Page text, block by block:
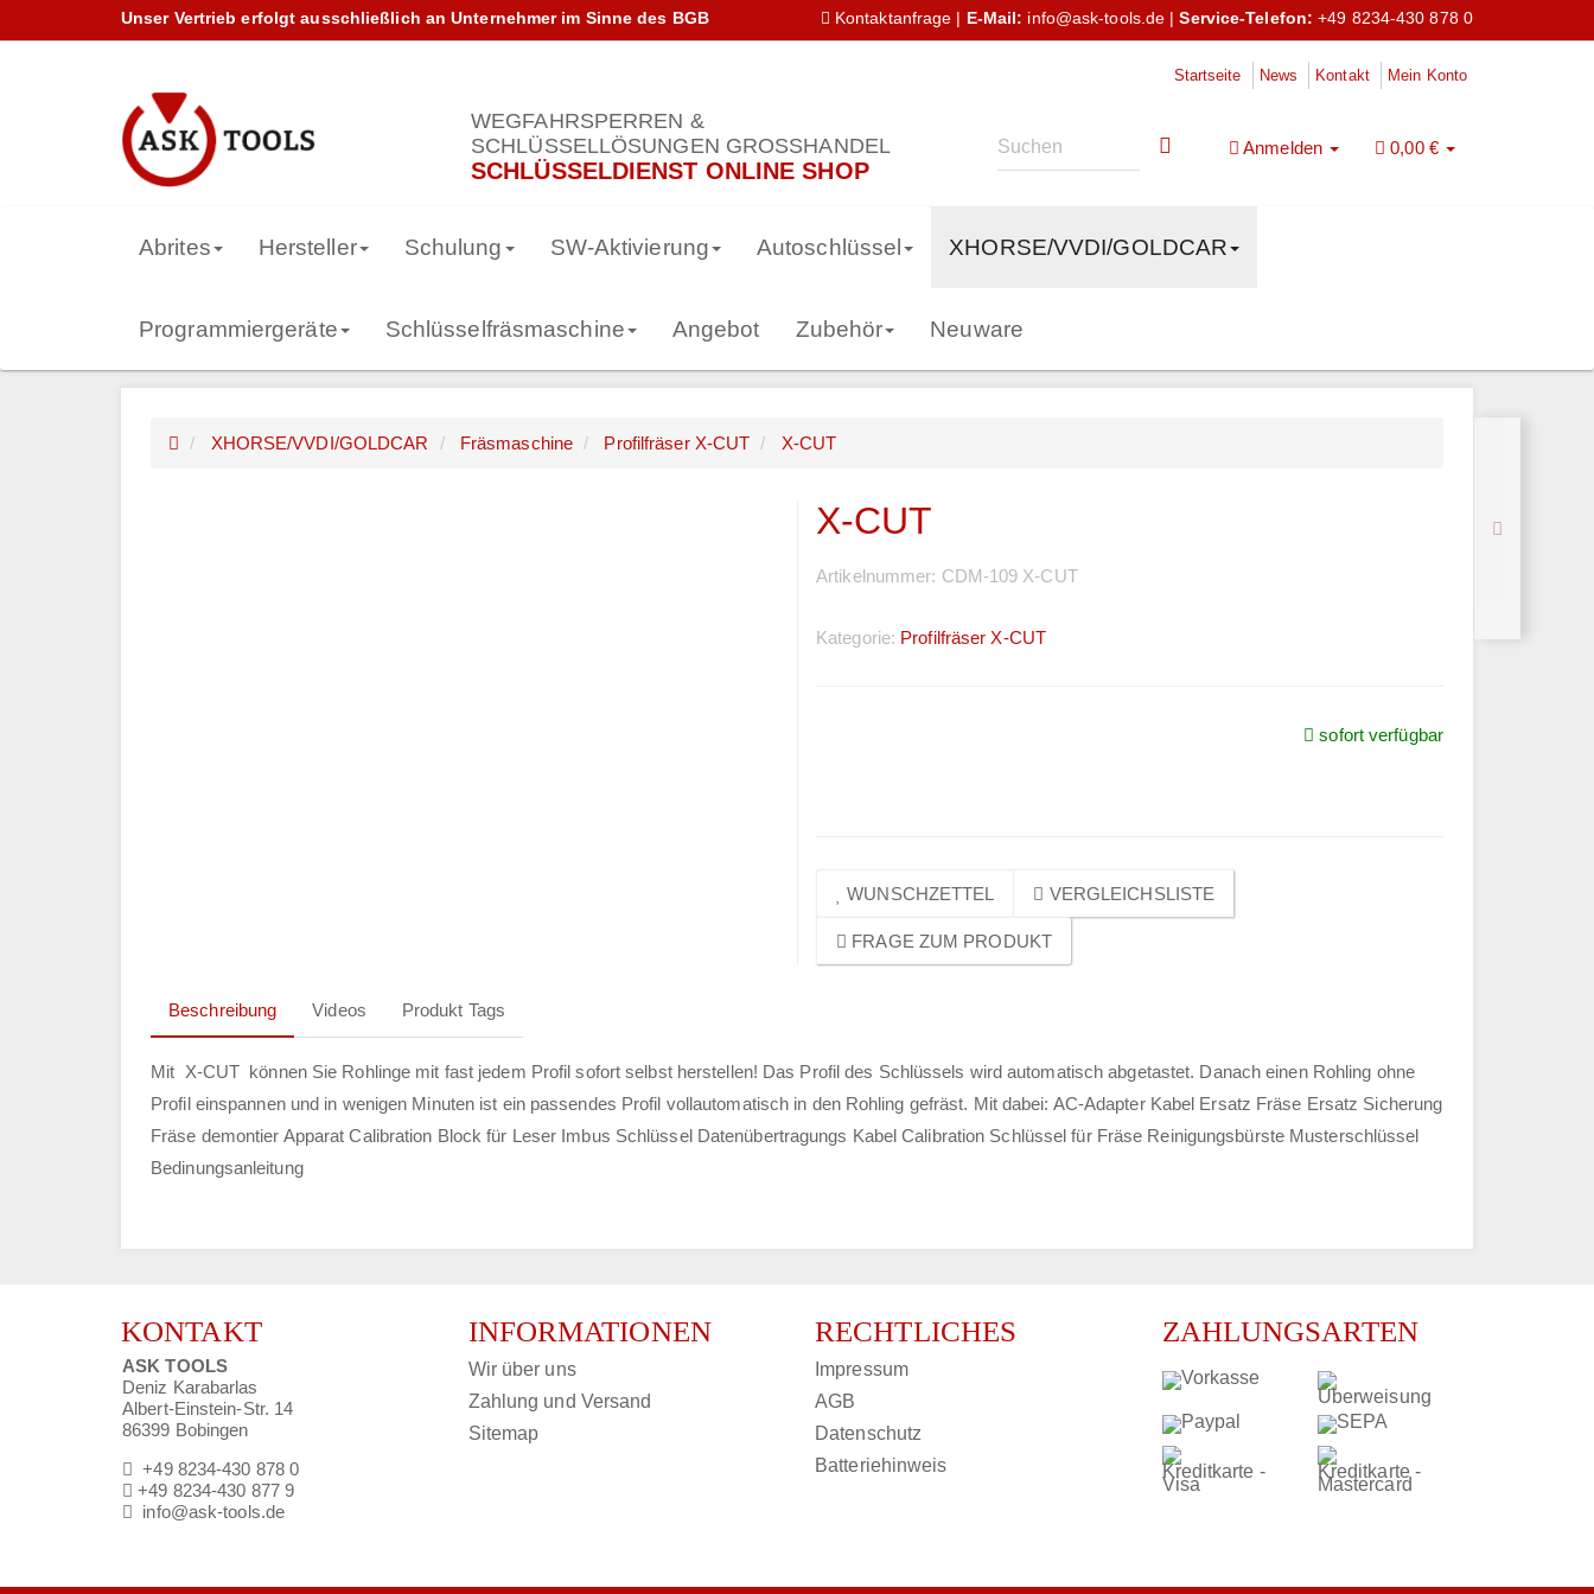
Unser Vertrieb erfolgt ausschließlich an Unternehmer im Sinne des BGB Kontaktanfrage E-Mail: info@ask-tools.de |Service-Telefon: +49 8234-430 878 0
Startseite News Kontakt Mein Konto
WEGFAHRSPERREN &
SCHLÜSSELLÖSUNGEN GROSSHANDEL
SCHLÜSSELDIENST ONLINE SHOP
Anmelden 0,00 €
Abrites Hersteller Schulung SW-Aktivierung Autoschlüssel XHORSE/VVDI/GOLDCAR
Programmiergeräte Schlüsselfräsmaschine Angebot Zubehör Neuware
XHORSE/VVDI/GOLDCAR Fräsmaschine Profilfräser X-CUT X-CUT
X-CUT
Artikelnummer: CDM-109 X-CUT
Kategorie: Profilfräser X-CUT
sofort verfügbar
WUNSCHZETTEL VERGLEICHSLISTE
FRAGE ZUM PRODUKT
Beschreibung Videos Produkt Tags
Mit X-CUT können Sie Rohlinge mit fast jedem Profil sofort selbst herstellen! Das Profil des Schlüssels wird automatisch abgetastet. Danach einen Rohling ohne
Profil einspannen und in wenigen Minuten ist ein passendes Profil vollautomatisch in den Rohling gefräst. Mit dabei: AC-Adapter Kabel Ersatz Fräse Ersatz Sicherung
Fräse demontier Apparat Calibration Block für Leser Imbus Schlüssel Datenübertragungs Kabel Calibration Schlüssel für Fräse Reinigungsbürste Musterschlüssel
Bedinungsanleitung
KONTAKT
ASK TOOLS
Deniz Karabarlas
Albert-Einstein-Str. 14
86399 Bobingen
+49 8234-430 878 0
+49 8234-430 877 9
info@ask-tools.de
INFORMATIONEN
Wir über uns
Zahlung und Versand
Sitemap
RECHTLICHES
Impressum
AGB
Datenschutz
Batteriehinweis
ZAHLUNGSARTEN